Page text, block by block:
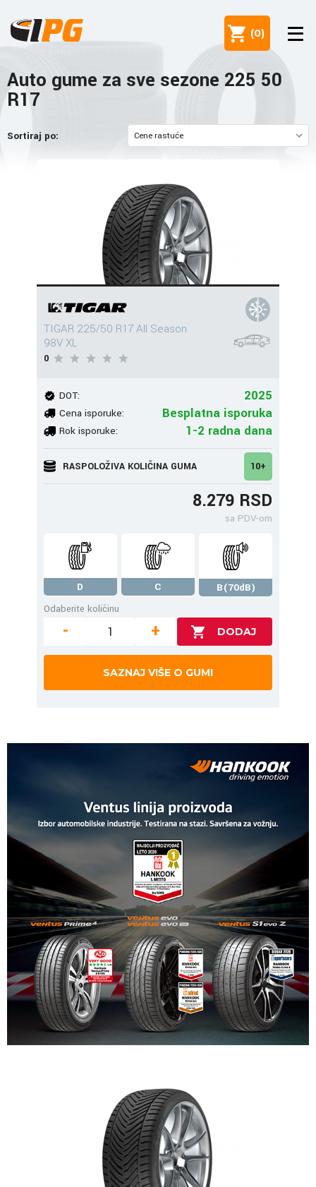
(0)
Auto gume za sve sezone 225 50
R17
Sortiraj po:
TIGAR 225/50 R17 All Season
98V XL
0
DOT: 2025
Cena isporuke: Besplatna isporuka
Rok isporuke: 1-2 radna dana
RASPOLOŽIVA KOLIČINA GUMA 10+
8.279 RSD
sa PDV-om
D C
B(70dB)
Odaberite količinu
- +
SAZNAJ VIŠE O GUMI